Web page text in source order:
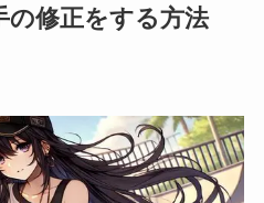
修正をする方法